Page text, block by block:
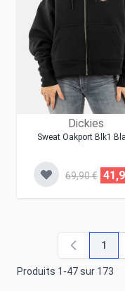
Dickies
Sweat Oakport Blk1
69,90 €
Produits 1 -47sur 173
1